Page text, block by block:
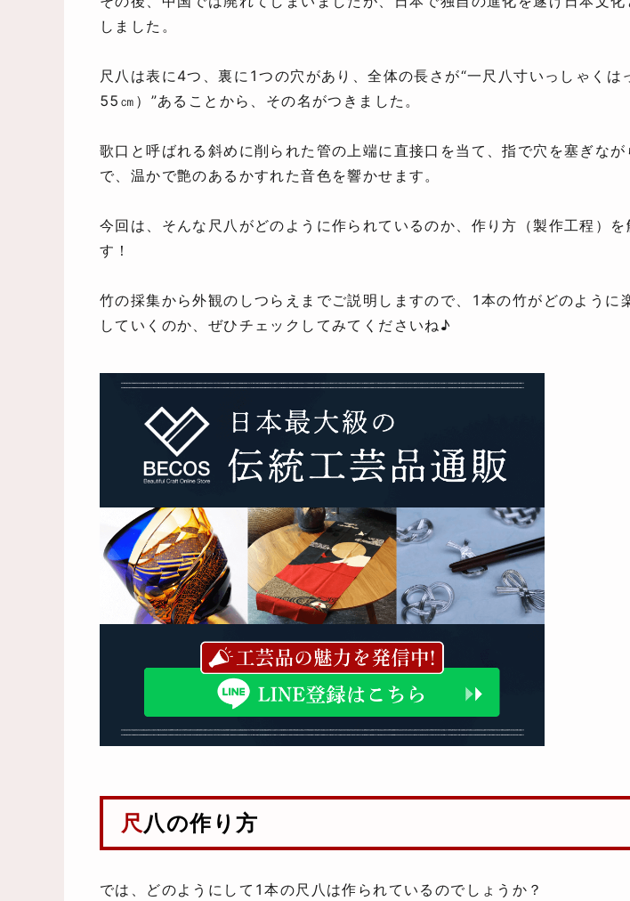
しました。
尺八は表に4つ、裏に1つの穴があり、全体の長さが“一尺八寸いっしゃくは
55㎝）”あることから、その名がつきました。
歌口と呼ばれる斜めに削られた管の上端に直接口を当て、指で穴を塞ぎなが
で、温かで艶のあるかすれた音色を響かせます。
今回は、そんな尺八がどのように作られているのか、作り方（製作工程）を
す！
竹の採集から外観のしつらえまでご説明しますので、1本の竹がどのように
していくのか、ぜひチェックしてみてくださいね♪
尺八の作り方
では、どのようにして1本の尺八は作られているのでしょうか？